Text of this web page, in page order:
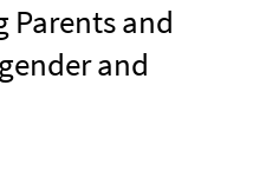
Parents and
and